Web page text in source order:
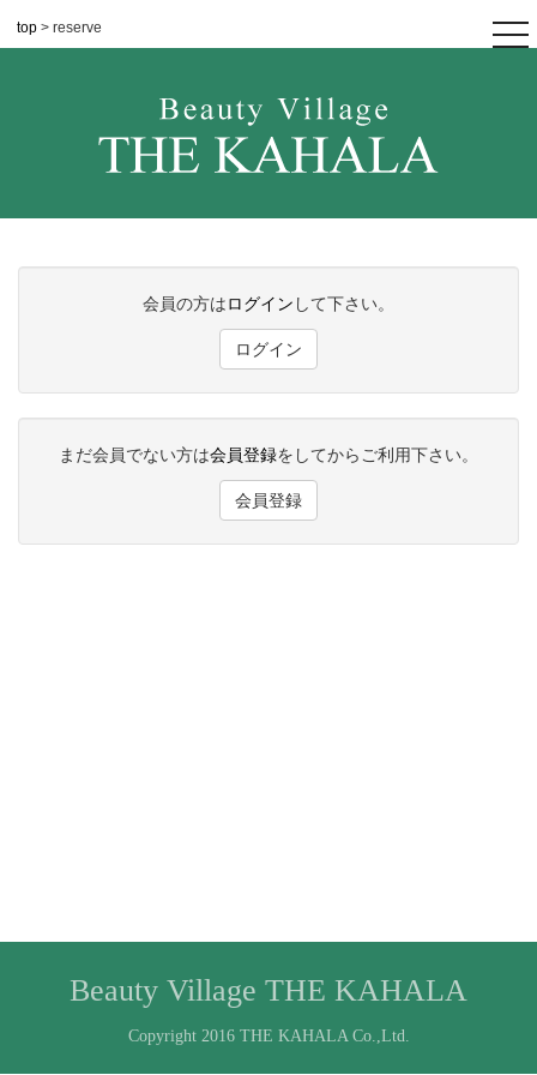
top > reserve
会員の方はログイン して下さい。
ログイン
まだ会員でない方は会員登録をしてからご利用下さい。
会員登録
Beauty Village THE KAHALA
Copyright 2016 THE KAHALA Co.,Ltd.